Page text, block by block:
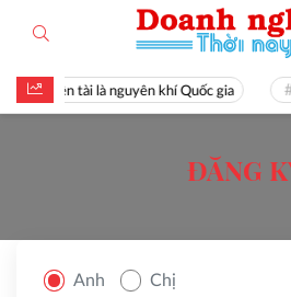
Hiền tài là nguyên khí Quốc gia
ĐĂNG
Anh Chị